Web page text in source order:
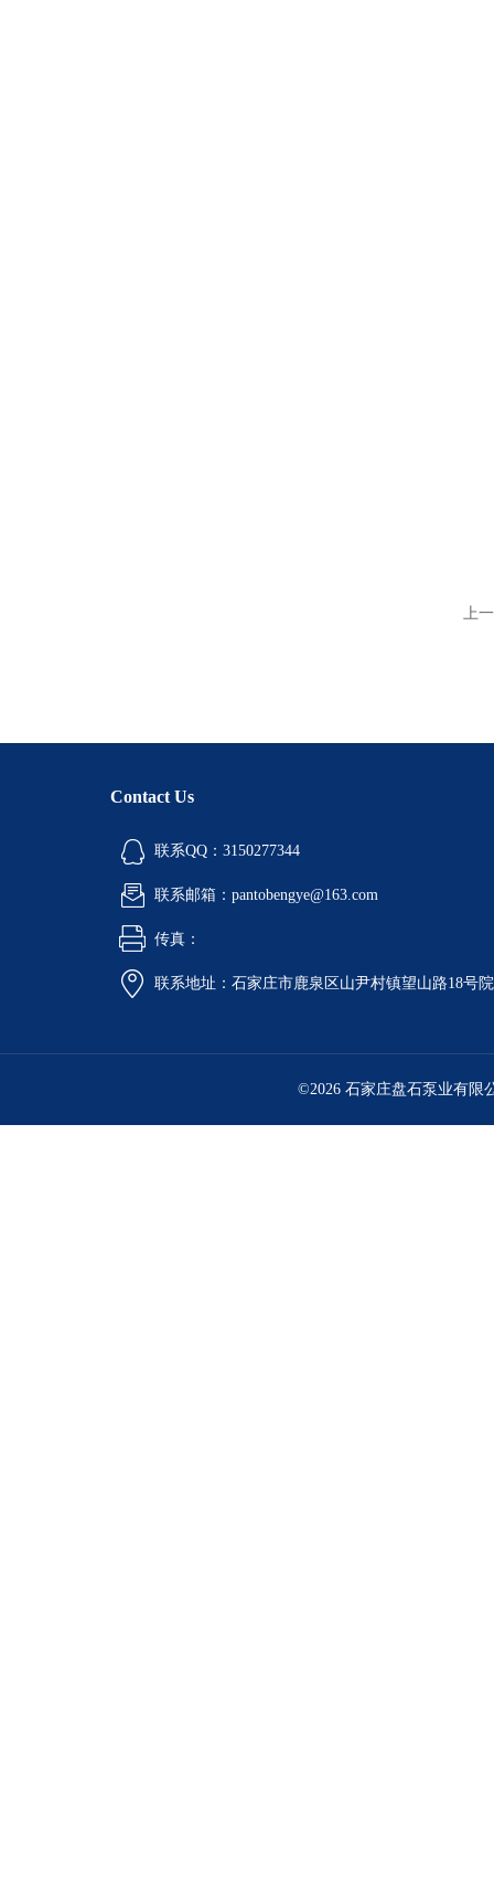
上
Contact Us
联系QQ：3150277344
联系邮箱：pantobengye@163.com
传真：
联系地址：石家庄市鹿泉区山尹村镇望山路18号
©2026 石家庄盘石泵业有限